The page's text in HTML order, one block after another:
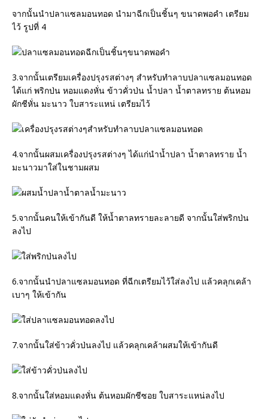
จากนั้นนำปลาแซลมอนทอด นำมาฉีกเป็นชิ้นๆ ขนาดพอคำ เตรียม
ไว้ รูปที่ 4
3.จากนั้นเตรียมเครื่องปรุงรสต่างๆ สำหรับทำลาบปลาแซลมอนทอด
ได้แก่ พริกป่น หอมแดงหั่น ข้าวคั่วป่น น้ำปลา น้ำตาลทราย ต้นหอม
ผักชีหั่น มะนาว ใบสาระแหน่ เตรียมไว้
4.จากนั้นผสมเครื่องปรุงรสต่างๆ ได้แก่นำน้ำปลา น้ำตาลทราย น้ำ
มะนาวมาใส่ในชามผสม
5.จากนั้นคนให้เข้ากันดี ให้น้ำตาลทรายละลายดี จากนั้นใส่พริกป่น
ลงไป
6.จากนั้นนำปลาแซลมอนทอด ที่ฉีกเตรียมไว้ใส่ลงไป แล้วคลุกเคล้า
เบาๆ ให้เข้ากัน
7.จากนั้นใส่ข้าวคั่วป่นลงไป แล้วคลุกเคล้าผสมให้เข้ากันดี
8.จากนั้นใส่หอมแดงหั่น ต้นหอมผักชีซอย ใบสาระแหน่ลงไป